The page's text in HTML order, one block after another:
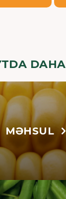
MƏHSUL